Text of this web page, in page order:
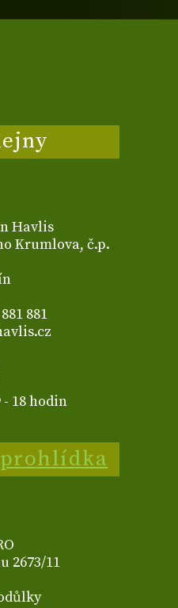
Havlis
Krumlova, č.p.
881
18 hodin
2673/11